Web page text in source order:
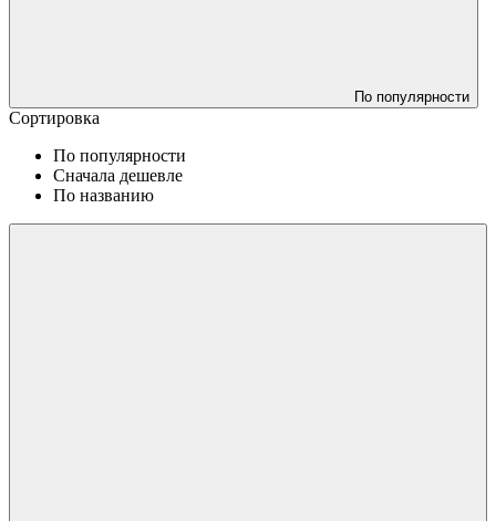
По популярности
Сортировка
По популярности
Сначала дешевле
По названию